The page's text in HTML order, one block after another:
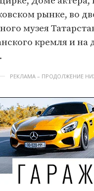
рынке, во
музея
кремля и на
РЕКЛАМА – ПРОДОЛЖЕНИЕ